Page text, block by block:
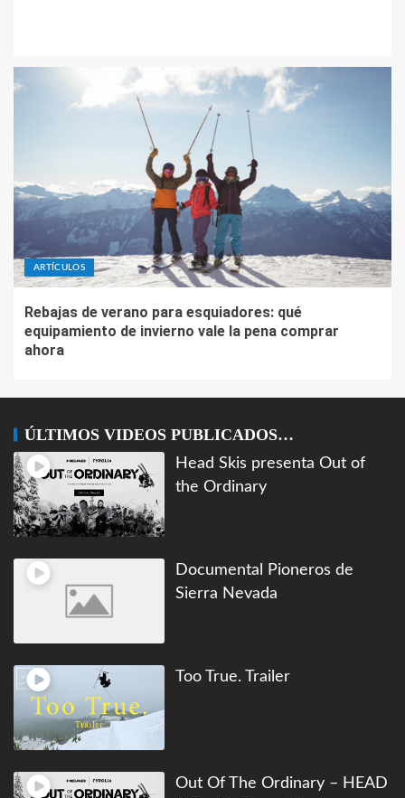
ARTÍCULOS
Rebajas de verano para esquiadores: qué
equipamiento de invierno vale la pena comprar
ahora
ÚLTIMOS VIDEOS PUBLICADOS…
Head Skis presenta Out of
the Ordinary
Documental Pioneros de
Sierra Nevada
Too True. Trailer
Out Of The Ordinary – HEAD